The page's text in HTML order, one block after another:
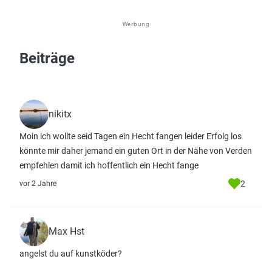
Werbung
Beiträge
nikitx
Moin ich wollte seid Tagen ein Hecht fangen leider Erfolg los
könnte mir daher jemand ein guten Ort in der Nähe von Verden
empfehlen damit ich hoffentlich ein Hecht fange
vor 2 Jahre 2
Max Hst
angelst du auf kunstköder?